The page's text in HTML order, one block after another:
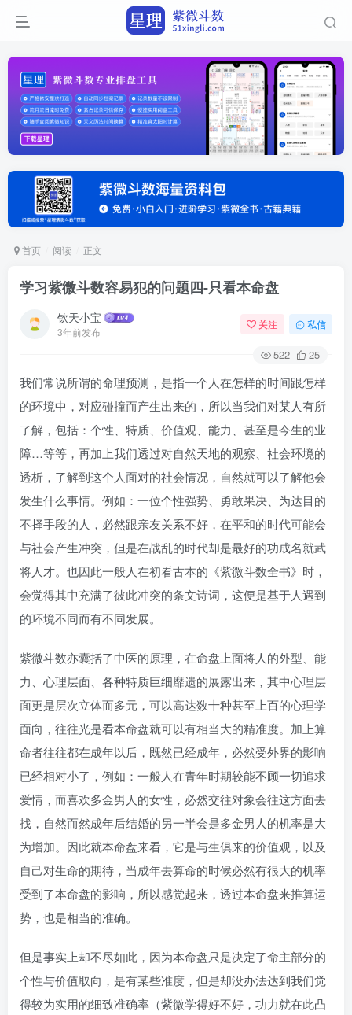
首页 阅读 正文
学习紫微斗数容易犯的问题四-只看本命盘
钦天小宝
3年前发布
关注 私信
522 25
我们常说所谓的命理预测，是指一个人在怎样的时间跟怎样
的环境中，对应碰撞而产生出来的，所以当我们对某人有所
了解，包括：个性、特质、价值观、能力、甚至是今生的业
障…等等，再加上我们透过对自然天地的观察、社会环境的
透析，了解到这个人面对的社会情况，自然就可以了解他会
发生什么事情。例如：一位个性强势、勇敢果决、为达目的
不择手段的人，必然跟亲友关系不好，在平和的时代可能会
与社会产生冲突，但是在战乱的时代却是最好的功成名就武
将人才。也因此一般人在初看古本的《紫微斗数全书》时，
会觉得其中充满了彼此冲突的条文诗词，这便是基于人遇到
的环境不同而有不同发展。
紫微斗数亦囊括了中医的原理，在命盘上面将人的外型、能
力、心理层面、各种特质巨细靡遗的展露出来，其中心理层
面更是层次立体而多元，可以高达数十种甚至上百的心理学
面向，往往光是看本命盘就可以有相当大的精准度。加上算
命者往往都在成年以后，既然已经成年，必然受外界的影响
已经相对小了，例如：一般人在青年时期较能不顾一切追求
爱情，而喜欢多金男人的女性，必然交往对象会往这方面去
找，自然而然成年后结婚的另一半会是多金男人的机率是大
为增加。因此就本命盘来看，它是与生俱来的价值观，以及
自己对生命的期待，当成年去算命的时候必然有很大的机率
受到了本命盘的影响，所以感觉起来，透过本命盘来推算运
势，也是相当的准确。
但是事实上却不尽如此，因为本命盘只是决定了命主部分的
个性与价值取向，是有某些准度，但是却没办法达到我们觉
得较为实用的细致准确率（紫微学得好不好，功力就在此凸